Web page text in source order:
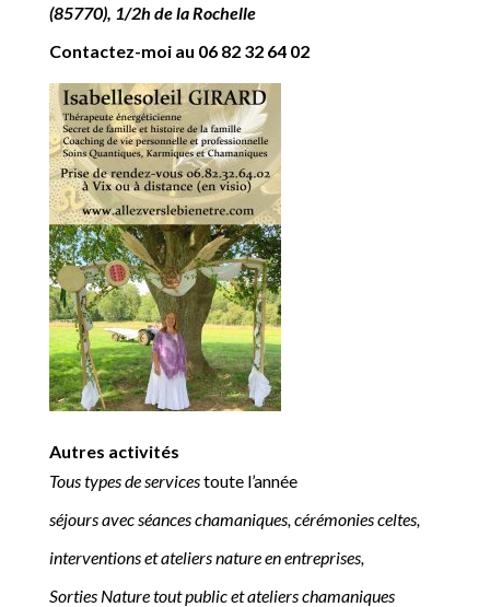
(85770), 1/2h de la Rochelle
Contactez-moi au 06 82 32 64 02
Autres activités
Tous types de servicestoute l’année
séjours avec séances chamaniques, cérémonies celtes,
interventions et ateliers nature en entreprises,
Sorties Nature tout public et ateliers chamaniques